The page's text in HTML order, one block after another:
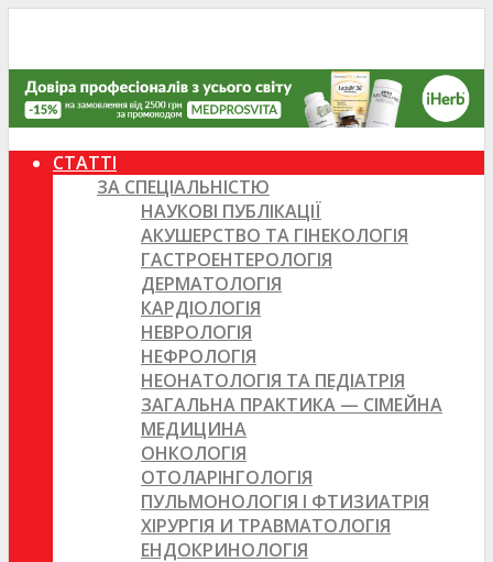
СТАТТІ
ЗА СПЕЦІАЛЬНІСТЮ
НАУКОВІ ПУБЛІКАЦІЇ
АКУШЕРСТВО ТА ГІНЕКОЛОГІЯ
ГАСТРОЕНТЕРОЛОГІЯ
ДЕРМАТОЛОГІЯ
КАРДІОЛОГІЯ
НЕВРОЛОГІЯ
НЕФРОЛОГІЯ
НЕОНАТОЛОГІЯ ТА ПЕДІАТРІЯ
ЗАГАЛЬНА ПРАКТИКА — СІМЕЙНА
МЕДИЦИНА
ОНКОЛОГІЯ
ОТОЛАРІНГОЛОГІЯ
ПУЛЬМОНОЛОГІЯ І ФТИЗИАТРІЯ
ХІРУРГІЯ И ТРАВМАТОЛОГІЯ
ЕНДОКРИНОЛОГІЯ